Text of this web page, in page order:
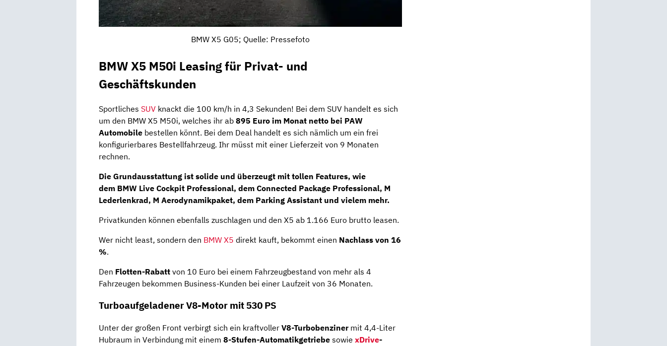
BMW X5 G05; Quelle: Pressefoto
BMW X5 M50i Leasing für Privat- und
Geschäftskunden
Sportliches SUV knackt die 100 km/h in 4,3 Sekunden! Bei dem SUV handelt es sich
um den BMW X5 M50i, welches ihr ab 895 Euro im Monat netto bei PAW
Automobile bestellen könnt. Bei dem Deal handelt es sich nämlich um ein frei
konfigurierbares Bestellfahrzeug. Ihr müsst mit einer Lieferzeit von 9 Monaten
rechnen.
Die Grundausstattung ist solide und überzeugt mit tollen Features, wie
dem BMW Live Cockpit Professional, dem Connected Package Professional, M
Lederlenkrad, M Aerodynamikpaket, dem Parking Assistant und vielem mehr.
Privatkunden können ebenfalls zuschlagen und den X5 ab 1.166 Euro brutto leasen.
Wer nicht least, sondern den BMW X5 direkt kauft, bekommt einen Nachlass von 16
%.
Den Flotten-Rabatt von 10 Euro bei einem Fahrzeugbestand von mehr als 4
Fahrzeugen bekommen Business-Kunden bei einer Laufzeit von 36 Monaten.
Turboaufgeladener V8-Motor mit 530 PS
Unter der großen Front verbirgt sich ein kraftvoller V8-Turbobenzinermit 4,4-Liter
Hubraum in Verbindung mit einem 8-Stufen-Automatikgetriebe sowie xDrive-